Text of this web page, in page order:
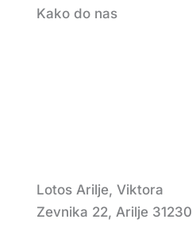
Kako do nas
Lotos Arilje, Viktora
Zevnika 22, Arilje 31230